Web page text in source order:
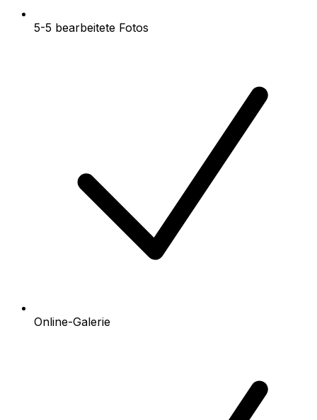
5-5 bearbeitete Fotos
Online-Galerie